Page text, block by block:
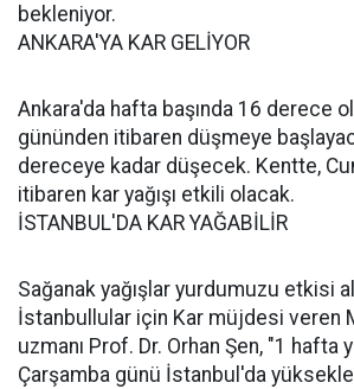
bekleniyor.
ANKARA'YA KAR GELİYOR
Ankara'da hafta başında 16 derece
gününden itibaren düşmeye
dereceye kadar düşecek. Kentte,
itibaren kar yağışı etkili olacak.
İSTANBUL'DA KAR YAĞABİLİR
Sağanak yağışlar yurdumuzu etkisi
İstanbullular için Kar müjdesi veren
uzmanı Prof. Dr. Orhan Şen, "1 hafta
Çarşamba günü İstanbul'da